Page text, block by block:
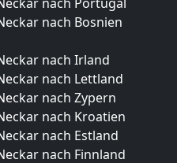
nach Bosnien
nach Irland
nach Lettland
nach Zypern
nach Kroatien
nach Estland
nach Finnland